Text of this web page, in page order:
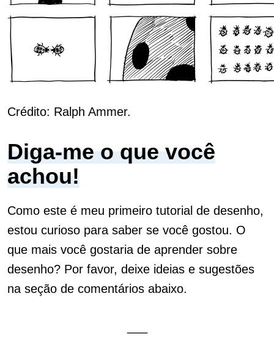
Crédito: Ralph Ammer.
Diga-me o que você
achou!
Como este é meu primeiro tutorial de desenho,
estou curioso para saber se você gostou. O
que mais você gostaria de aprender sobre
desenho? Por favor, deixe ideias e sugestões
na seção de comentários abaixo.